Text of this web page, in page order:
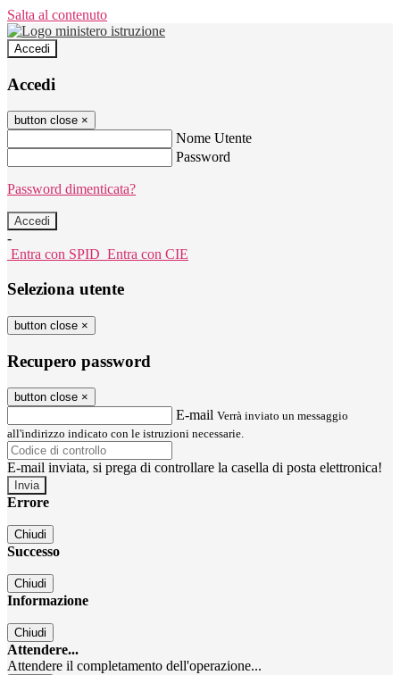
Salta al contenuto
Accedi
Accedi
button close ×
Nome Utente
Password
Password dimenticata?
-
Entra con SPID Entra con CIE
Seleziona utente
button close ×
Recupero password
button close ×
E-mail Verrà inviato un messaggio
all'indirizzo indicato con le istruzioni necessarie.
E-mail inviata, si prega di controllare la casella di posta elettronica!
Errore
Chiudi
Successo
Chiudi
Informazione
Chiudi
Attendere...
Attendere il completamento dell'operazione...